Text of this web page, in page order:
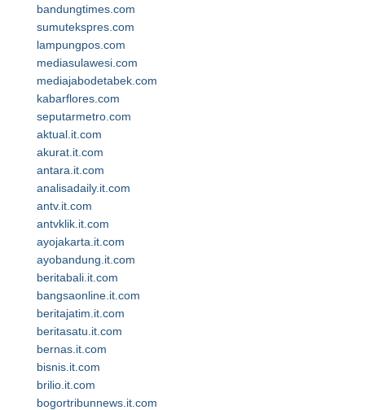
bandungtimes.com
sumutekspres.com
lampungpos.com
mediasulawesi.com
mediajabodetabek.com
kabarflores.com
seputarmetro.com
aktual.it.com
akurat.it.com
antara.it.com
analisadaily.it.com
antv.it.com
antvklik.it.com
ayojakarta.it.com
ayobandung.it.com
beritabali.it.com
bangsaonline.it.com
beritajatim.it.com
beritasatu.it.com
bernas.it.com
bisnis.it.com
brilio.it.com
bogortribunnews.it.com